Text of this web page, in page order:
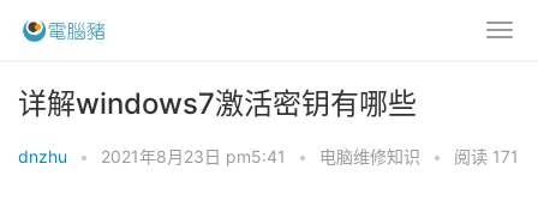
详解windows7激活密钥有哪些
dnzhu • 2021年8月23日 pm5:41 • 电脑维修知识 • 阅读 171